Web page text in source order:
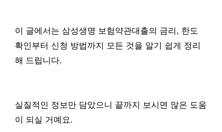
이 글에서는 삼성생명 보험약관대출의 금리, 한도
확인부터 신청 방법까지 모든 것을 알기 쉽게 정리
해 드립니다.
실질적인 정보만 담았으니 끝까지 보시면 많은 도움
이 되실 거예요.